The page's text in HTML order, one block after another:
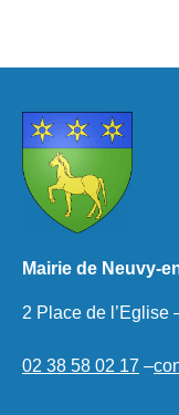
Mairie de Neuvy-
2 Place de l’Eglise
02 38 58 02 17 –